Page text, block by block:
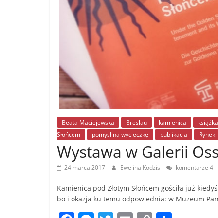
Beata Maciejewska Breslau kamienica książka
Słońcem
pomysł na wycieczkę publikacja Rynek
Wystawa w Galerii
24 marca 2017 Ewelina Kodzis komentarze 4
Kamienica pod Złotym Słońcem gościła już
bo i okazja ku temu odpowiednia: w Muzeum